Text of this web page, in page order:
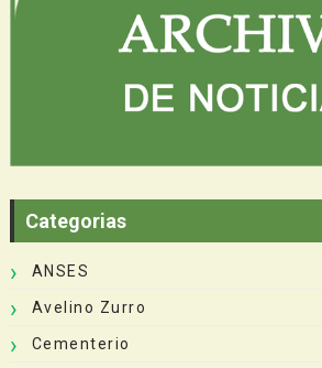
Categorias
ANSES
Avelino Zurro
Cementerio